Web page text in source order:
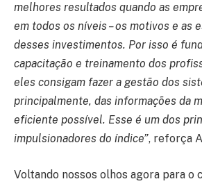
melhores resultados quando as
em todos os níveis – os motivos e as
desses investimentos. Por isso é
capacitação e treinamento dos
eles consigam fazer a gestão dos
principalmente, das informações da
eficiente possível. Esse é um dos
impulsionadores do índice”, reforça
Voltando nossos olhos agora para o